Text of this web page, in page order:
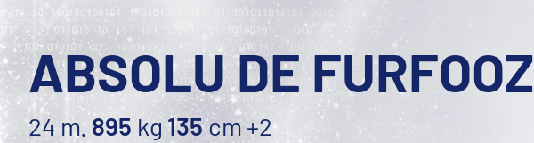
ABSOLU DE FURFOOZ
24 m. 895 kg 135cm +2